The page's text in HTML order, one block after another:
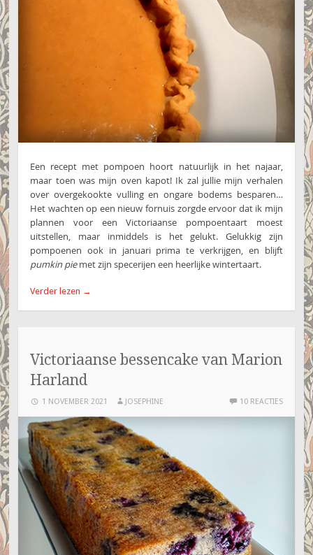
Een recept met pompoen hoort natuurlijk in het najaar,
maar toen was mijn oven kapot! Ik zal jullie mijn verhalen
over overgekookte vulling en ongare bodems besparen…
Het wachten op een nieuw fornuis zorgde ervoor dat ik mijn
plannen voor een Victoriaanse pompoentaart moest
uitstellen, maar inmiddels is het gelukt. Gelukkig zijn
pompoenen ook in januari prima te verkrijgen, en blijft
pumkin piemet zijn specerijen een heerlijke wintertaart.
Verder lezen →
Victoriaanse bessencake van Marion
Harland
1 NOVEMBER 2021 JOSEPHINE 10 REACTIES